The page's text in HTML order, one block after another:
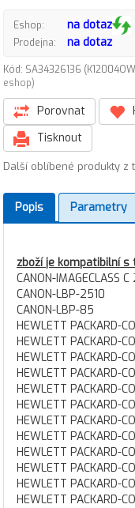
Eshop: na dotaz
Prodejna: na dotaz
Kód: SA34326136
eshop)
Porovnat
Tisknout
Další oblíbené produkty z
Popis Parametry
zboží je kompatibilní
CANON-IMAGECLASS
CANON-LBP-2510
CANON-LBP-85
HEWLETT PACKARD-
HEWLETT PACKARD-
HEWLETT PACKARD-
HEWLETT PACKARD-
HEWLETT PACKARD-
HEWLETT PACKARD-
HEWLETT PACKARD-
HEWLETT PACKARD-
HEWLETT PACKARD-
HEWLETT PACKARD-
HEWLETT PACKARD-
HEWLETT PACKARD-